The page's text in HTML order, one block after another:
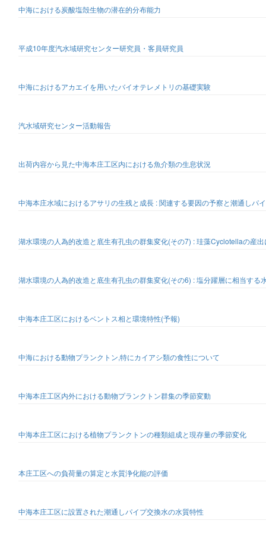
中海における炭酸塩殻生物の潜在的分布能力
平成10年度汽水域研究センター研究員・客員研究員
中海におけるアカエイを用いたバイオテレメトリの基礎実験
汽水域研究センター活動報告
出荷内容から見た中海本庄工区内における魚介類の生息状況
中海本庄水域におけるアサリの生残と成長 : 関連する要因の予察と潮通しパ
湖水環境の人為的改造と底生有孔虫の群集変化(その7) : 珪藻Cyclotellaの産
湖水環境の人為的改造と底生有孔虫の群集変化(その6) : 塩分躍層に相当する
中海本庄工区におけるベントス相と環境特性(予報)
中海における動物プランクトン,特にカイアシ類の食性について
中海本庄工区内外における動物プランクトン群集の季節変動
中海本庄工区における植物プランクトンの種類組成と現存量の季節変化
本庄工区への負荷量の算定と水質浄化能の評価
中海本庄工区に設置された潮通しパイプ交換水の水質特性